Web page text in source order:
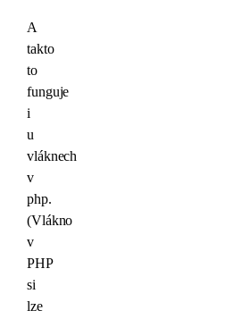
A
takto
to
funguje
i
u
vláknech
v
php.
(Vlákno
v
PHP
si
lze